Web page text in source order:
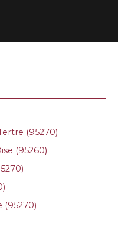
(95270)
(95260)
(95270)